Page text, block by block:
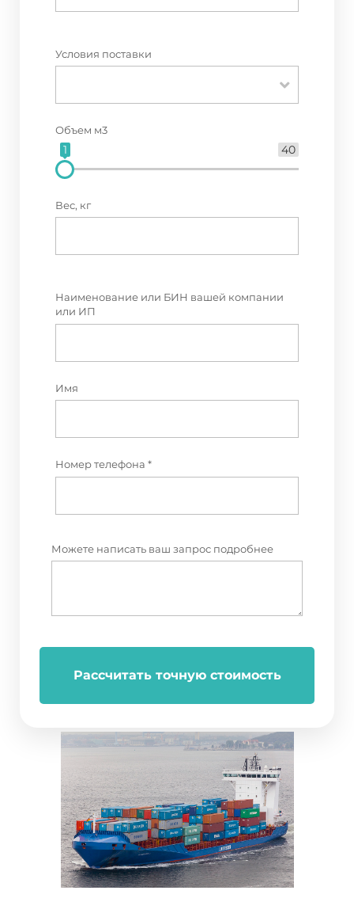
Условия поставки
Объем м3
40
1
Вес, кг
Наименование или БИН вашей компании
или ИП
Имя
Номер телефона *
Можете написать ваш запрос подробнее
Рассчитать точную стоимость